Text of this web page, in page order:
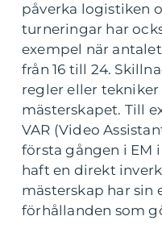
påverka logistiken
turneringar har
exempel när
från 16 till 24.
regler eller
mästerskapet. Till
VAR (Video
första gången i EM
haft en direkt
mästerskap har sin
förhållanden som